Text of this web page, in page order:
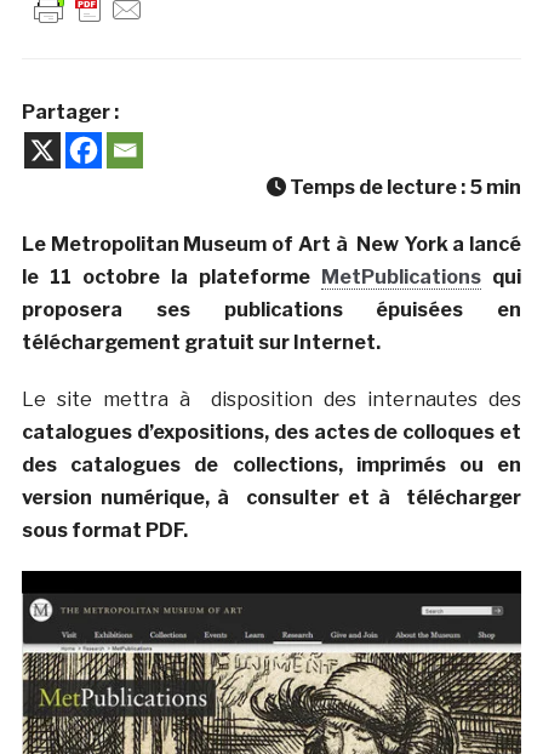
Partager :
Temps de lecture : 5 min
Le Metropolitan Museum of Art à New York a lancé
le 11 octobre la plateforme MetPublications qui
proposera ses publications épuisées en
téléchargement gratuit sur Internet.
Le site mettra à disposition des internautes des
catalogues d’expositions, des actes de colloques et
des catalogues de collections, imprimés ou en
version numérique, à consulter et à télécharger
sous format PDF.